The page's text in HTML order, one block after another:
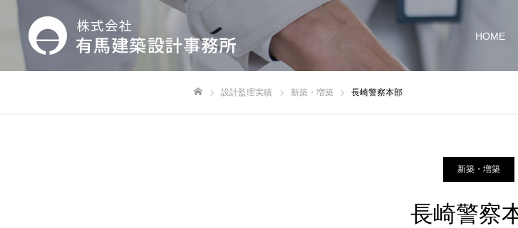
HOME
設計監理実績 新築・増築 長崎警察本部
新築・増築
長崎警察